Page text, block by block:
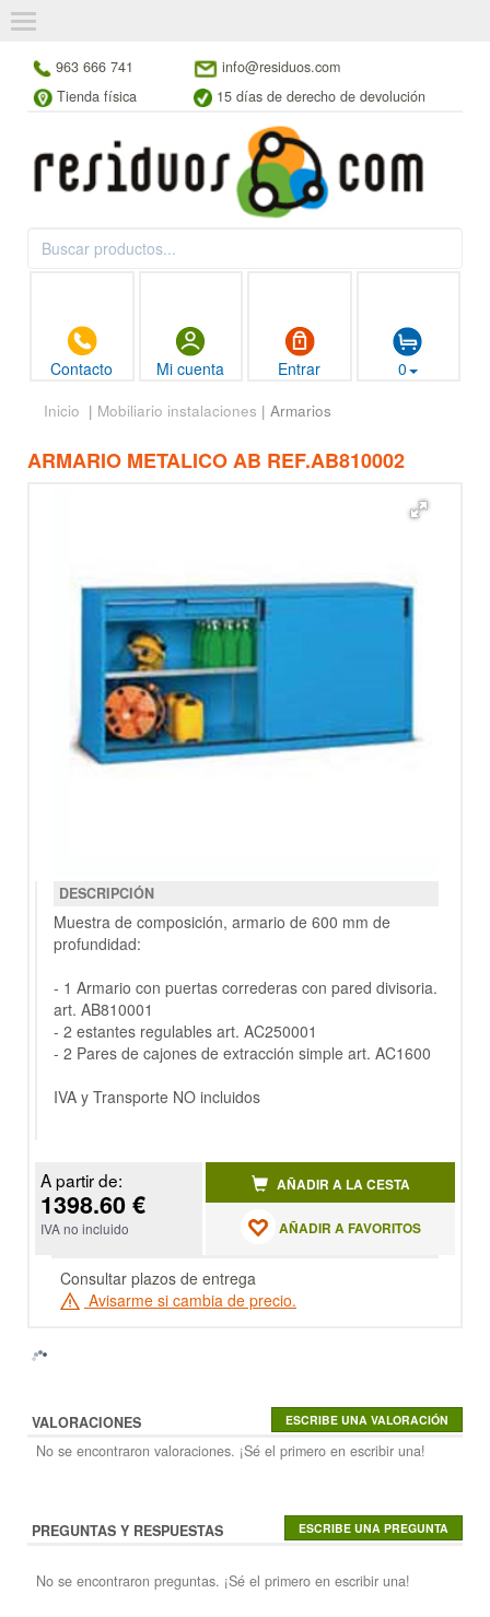
963 666 741
info@residuos.com
Tienda física
15 días de derecho de devolución
Contacto Mi cuenta Entrar 0
Inicio | Mobiliario instalaciones | Armarios
ARMARIO METALICO AB REF.AB810002
DESCRIPCIÓN
Muestra de composición, armario de 600 mm de
profundidad:
- 1 Armario con puertas correderas con pared divisoria.
art. AB810001
- 2 estantes regulables art. AC250001
- 2 Pares de cajones de extracción simple art. AC1600
IVA y Transporte NO incluidos
A partir de:
1398.60 €
IVA no incluido
AÑADIR A LA CESTA
AÑADIR A FAVORITOS
Consultar plazos de entrega
Avisarme si cambia de precio.
VALORACIONES
No se encontraron valoraciones. ¡Sé el primero en escribir una!
PREGUNTAS Y RESPUESTAS
No se encontraron preguntas. ¡Sé el primero en escribir una!